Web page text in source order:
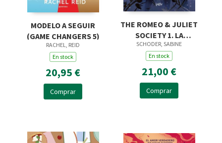
MODELO A SEGUIR
(GAME CHANGERS 5)
RACHEL, REID
En stock
20,95 €
Comprar
THE ROMEO & JULIET
SOCIETY 1. LA
MALDICIÓN DE LAS
ROSAS
SCHODER, SABINE
En stock
21,00 €
Comprar